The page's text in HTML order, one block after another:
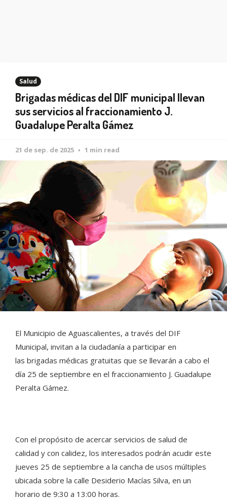
Salud
Brigadas médicas del DIF municipal llevan
sus servicios al fraccionamiento J.
Guadalupe Peralta Gámez
21 de sep. de 2025 1 min read
El Municipio de Aguascalientes, a través del DIF
Municipal, invitan a la ciudadanía a participar en
las brigadas médicas gratuitas que se llevarán a cabo el
día 25 de septiembre en el fraccionamiento J. Guadalupe
Peralta Gámez.
Con el propósito de acercar servicios de salud de
calidad y con calidez, los interesados podrán acudir este
jueves 25 de septiembre a la cancha de usos múltiples
ubicada sobre la calle Desiderio Macías Silva, en un
horario de 9:30 a 13:00 horas.